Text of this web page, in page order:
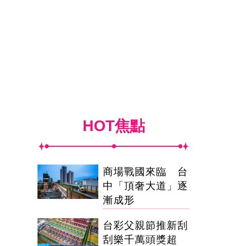
HOT焦點
商場戰國來臨 台
中「頂奢大道」逐
漸成形
台彩父親節推新刮
刮樂千萬頭獎超